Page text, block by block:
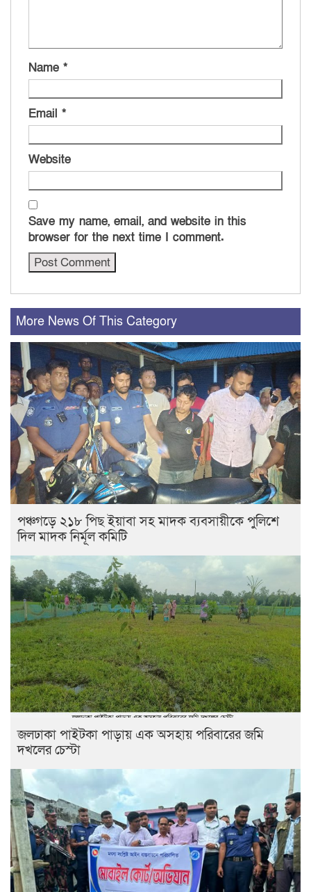
Name *
Email *
Website
Save my name, email, and website in this
browser for the next time I comment.
More News Of This Category
পঞ্চগড়ে ২১৮ পিছ ইয়াবা সহ মাদক ব্যবসায়ীকে পুলিশে
দিল মাদক নির্মূল কমিটি
জলঢাকা পাইটকা পাড়ায় এক অসহায় পরিবারের জমি
দখলের চেস্টা